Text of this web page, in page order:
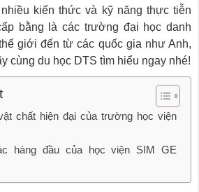
kiến thức và kỹ năng thực tiễn
bằng là các trường đại học danh
giới đến từ các quốc gia như Anh,
cùng du học DTS tìm hiểu ngay nhé!
chất hiện đại của trường học viện
hàng đầu của học viện SIM GE